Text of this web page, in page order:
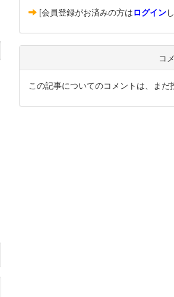
[会員登録がお済みの方はログイン
コ
この記事についてのコメントは、まだ